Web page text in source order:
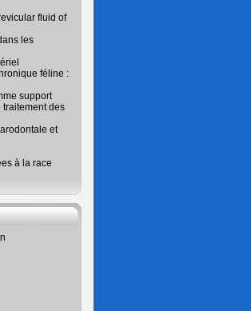
fluid of
les
féline :
support
des
et
à la race